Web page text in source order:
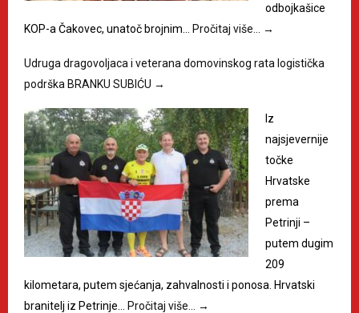
odbojkašice
KOP-a Čakovec, unatoč brojnim… Pročitaj više… →
Udruga dragovoljaca i veterana domovinskog rata logistička
podrška BRANKU SUBIĆU →
Iz
najsjevernije
točke
Hrvatske
prema
Petrinji –
putem dugim
209
kilometara, putem sjećanja, zahvalnosti i ponosa. Hrvatski
branitelj iz Petrinje… Pročitaj više… →